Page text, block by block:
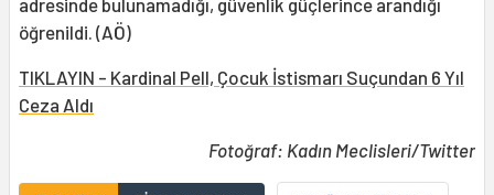
adresinde bulunamadığı, güvenlik güçlerince arandığı
öğrenildi. (AÖ)
TIKLAYIN - Kardinal Pell, Çocuk İstismarı Suçundan 6 Yıl
Ceza Aldı
Fotoğraf: Kadın Meclisleri/Twitter